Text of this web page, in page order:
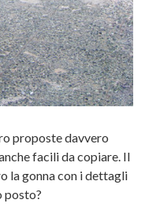
proposte davvero
facili da copiare. Il
la gonna con i dettagli
posto?